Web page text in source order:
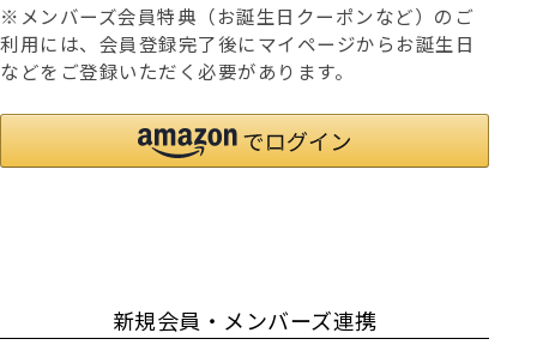
※メンバーズ会員特典（お誕生日クーポンなど）のご
利用には、会員登録完了後にマイページからお誕生日
などをご登録いただく必要があります。
新規会員・メンバーズ連携